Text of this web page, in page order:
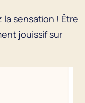
la sensation ! Être
jouissif sur